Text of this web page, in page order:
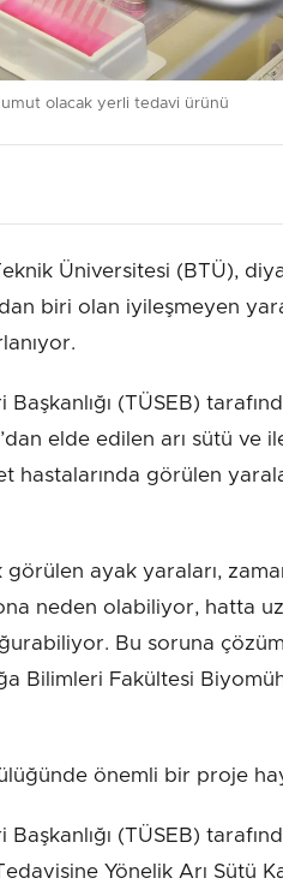
umut olacak yerli tedavi ürünü
Üniversitesi (BTÜ),
biri olan iyileşmeyen
Başkanlığı (TÜSEB)
elde edilen arı sütü ve
görülen
görülen ayak yaraları,
neden olabiliyor, hatta
Bu soruna
Bilimleri Fakültesi
önemli bir proje
Başkanlığı (TÜSEB)
Yönelik Arı Sütü